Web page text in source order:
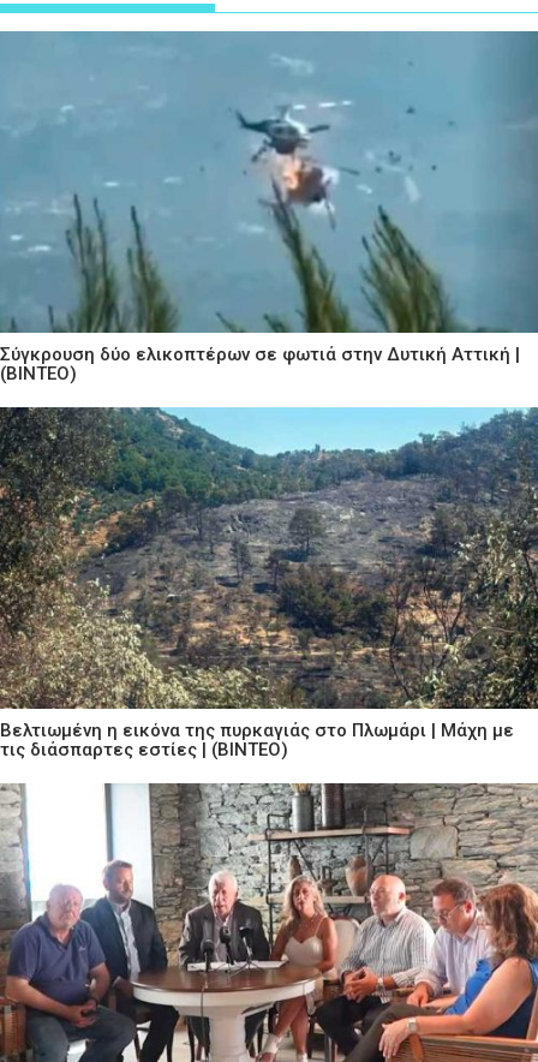
Σύγκρουση δύο ελικοπτέρων σε φωτιά στην Δυτική Αττική |
(ΒΙΝΤΕΟ)
Βελτιωμένη η εικόνα της πυρκαγιάς στο Πλωμάρι | Μάχη με
τις διάσπαρτες εστίες | (ΒΙΝΤΕΟ)